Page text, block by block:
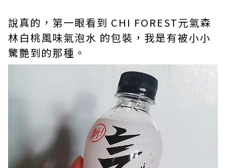
說真的，第一眼看到 CHI FOREST元氣森
林白桃風味氣泡水 的包裝，我是有被小小
驚艷到的那種。